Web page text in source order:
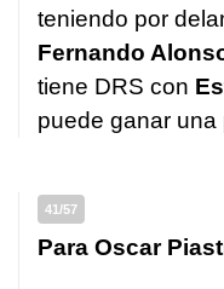
teniendo por
Fernando
tiene DRS con
puede ganar
41/57
Para Oscar